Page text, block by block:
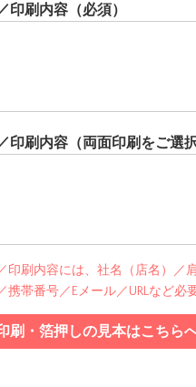
印刷内容（必須）
印刷内容（両面印刷をご選択
印刷内容には、社名（店名）／
携帯番号／Eメール／URLなど必
刷・箔押しの見本はこちら